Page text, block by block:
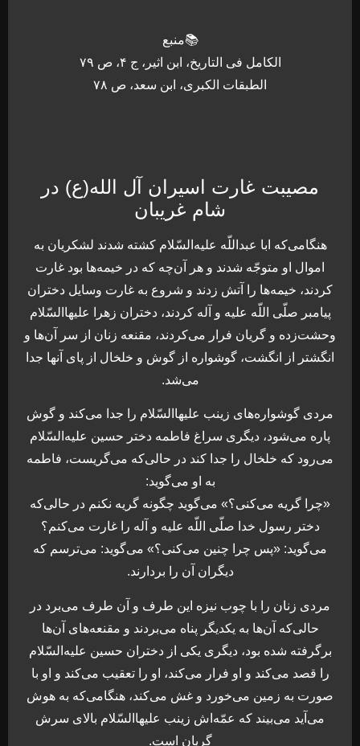
📚منبع
الکامل فی التاریخ، ابن اثیر، ج ۴، ص ۷۹
الطبقات الکبری، ابن سعد، ص ۷۸
مصیبت غارت اسیران آل الله(ع) در
شام غریبان
هنگامی‌که ابا عبداللّه علیه‌السّلام کشته شدند لشکریان به
اموال او متوجّه شدند و هر آن‌چه که در خیمه‌ها بود غارت
کردند، خیمه‌ها را آتش زدند و شروع به غارت وسایل دختران
پیامبر صلّی اللّه علیه و آله کردند، دختران زهرا علیهاالسّلام
وحشت‌زده و گریان فرار می‌کردند، مقنعه زنان از سر آن‌ها و
انگشتر از انگشت، گوشواره از گوش و خلخال از پای آنها جدا
می‌شد.
مردی گوشواره‌های زینب علیهاالسّلام را جدا می‌کند و گوش
پاره می‌شود، دیگری سراغ فاطمه دختر حسین علیه‌السّلام
می‌رود که خلخال را جدا کند در حالی‌که می‌گریست، فاطمه
به او می‌گوید:
«چرا گریه می‌کنی؟» می‌گوید چگونه گریه نکنم در حالی‌که
دختر رسول خدا صلّی اللّه علیه و آله را غارت می‌کنم؟
می‌گوید: «پس چرا چنین می‌کنی؟» می‌گوید: می‌ترسم که
دیگران آن را بردارند.
مردی زنان را با چوب نیزه این طرف و آن طرف می‌برد در
حالی‌که آن‌ها به یکدیگر پناه می‌بردند و مقنعه‌های آن‌ها
برگرفته شده بود، دیگری یکی از دختران حسین علیه‌السّلام
را قصد می‌کند و او فرار می‌کند، او را تعقیب می‌کند و او با
صورت به زمین می‌خورد و غش می‌کند، هنگامی‌که به هوش
می‌آید می‌بیند که عمّه‌اش زینب علیهاالسّلام بالای سرش
گریان است.